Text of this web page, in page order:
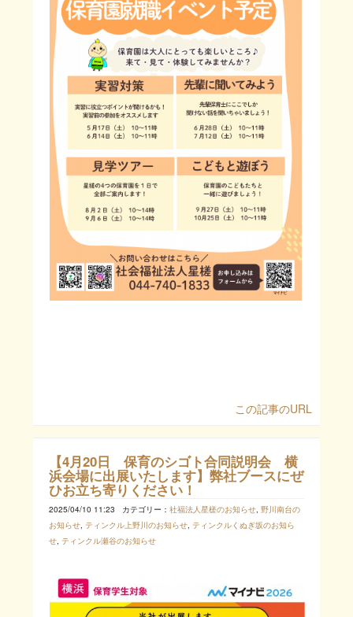
この記事のURL
【4月20日 保育のシゴト合同説明会 横
浜会場に出展いたします】弊社ブースにぜ
ひお立ち寄りください！
2025/04/10 11:23 カテゴリー： 社福法人星槎のお知らせ, 野川南台の
お知らせ, ティンクル上野川のお知らせ, ティンクルくぬぎ坂のお知ら
せ, ティンクル瀬谷のお知らせ